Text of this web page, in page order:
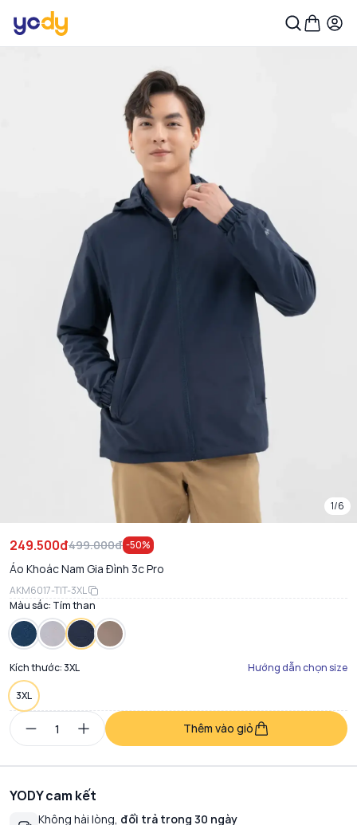
1/6
249.500đ499.000đ -50%
Áo Khoác Nam Gia Đình 3c Pro
AKM6017-TIT-3XL
Màu sắc: Tím than
Kích thước:3XL Hướng dẫn chọn size
3XL
Thêm vào giỏ
YODY cam kết
Không hài lòng, đổi trả trong 30 ngày